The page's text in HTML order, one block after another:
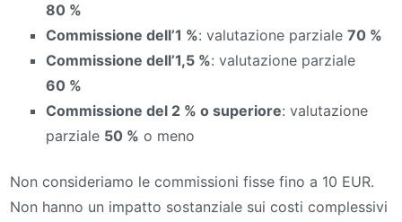
80 %
Commissione dell’1 %: valutazione parziale 70 %
Commissione dell’1,5 %: valutazione parziale
60 %
Commissione del 2 % o superiore: valutazione
parziale 50 % o meno
Non consideriamo le commissioni fisse fino a 10 EUR.
Non hanno un impatto sostanziale sui costi complessivi